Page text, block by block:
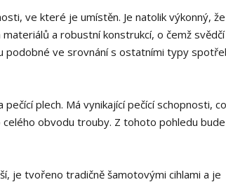
ve které je umístěn. Je natolik výkonný,
a robustní konstrukcí, o čemž svědčí
podobné ve srovnání s ostatními typy
plech. Má vynikající pečící schopnosti,
obvodu trouby. Z tohoto pohledu
je tvořeno tradičně šamotovými cihlami a je